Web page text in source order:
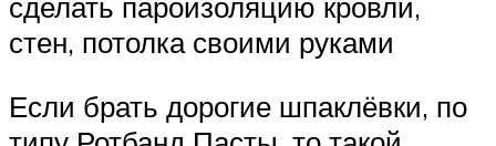
сделать пароизоляцию кровли,
стен, потолка своими руками
Если брать дорогие шпаклёвки, по